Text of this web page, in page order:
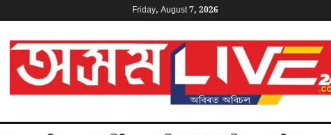
Friday, August 7, 2026